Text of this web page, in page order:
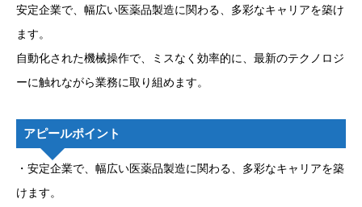
安定企業で、幅広い医薬品製造に関わる、多彩なキャリアを築け
ます。
自動化された機械操作で、ミスなく効率的に、最新のテクノロジ
ーに触れながら業務に取り組めます。
アピールポイント
・安定企業で、幅広い医薬品製造に関わる、多彩なキャリアを築
けます。